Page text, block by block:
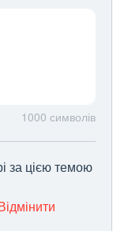
1000 символів
за цією темою